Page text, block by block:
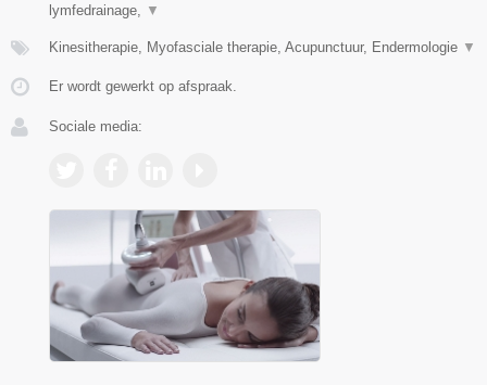
lymfedrainage, ▼
Kinesitherapie, Myofasciale therapie, Acupunctuur, Endermologie ▼
Er wordt gewerkt op afspraak.
Sociale media: